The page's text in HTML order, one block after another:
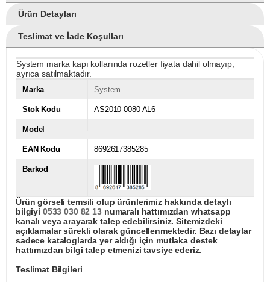
Ürün Detayları
Teslimat ve İade Koşulları
System marka kapı kollarında rozetler fiyata dahil olmayıp,
ayrıca satılmaktadır.
Marka System
Stok Kodu AS2010 0080 AL6
Model
EAN Kodu 8692617385285
Barkod
Ürün görseli temsili olup ürünlerimiz hakkında detaylı
bilgiyi 0533 030 82 13numaralı hattımızdan whatsapp
kanalı veya arayarak talep edebilirsiniz. Sitemizdeki
açıklamalar sürekli olarak güncellenmektedir. Bazı detaylar
sadece kataloglarda yer aldığı için mutlaka destek
hattımızdan bilgi talep etmenizi tavsiye ederiz.
Teslimat Bilgileri